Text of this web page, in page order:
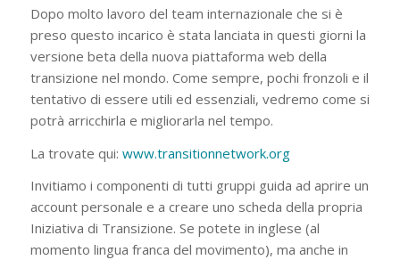
Dopo molto lavoro del team internazionale che si è
preso questo incarico è stata lanciata in questi giorni la
versione beta della nuova piattaforma web della
transizione nel mondo. Come sempre, pochi fronzoli e il
tentativo di essere utili ed essenziali, vedremo come si
potrà arricchirla e migliorarla nel tempo.
La trovate qui: www.transitionnetwork.org
Invitiamo i componenti di tutti gruppi guida ad aprire un
account personale e a creare uno scheda della propria
Iniziativa di Transizione. Se potete in inglese (al
momento lingua franca del movimento), ma anche in